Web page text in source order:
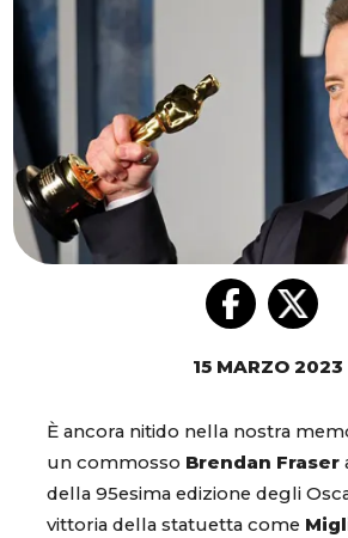
15 MARZO 2023
È ancora nitido nella nostra
un commosso Brendan Fraser
della 95esima edizione degli
vittoria della statuetta come